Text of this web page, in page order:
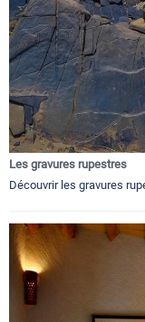
Les gravures rupestres
Découvrir les gravures